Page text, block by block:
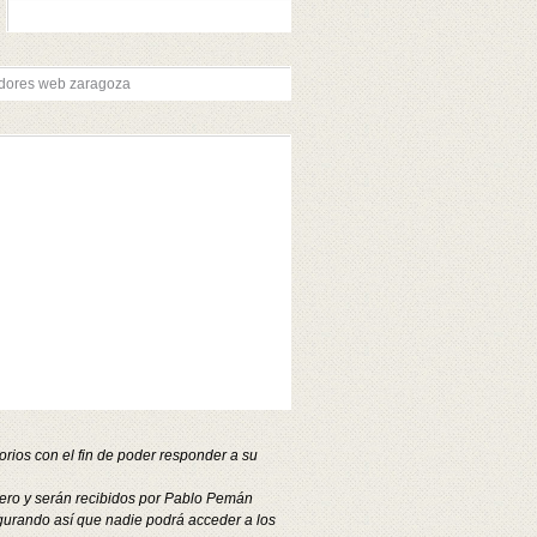
youtube zaragoza
de banda profesional de 10gb
en zaragoza
Aplicaciones moviles
moviles zaragoza
de datos mysql zaragoza
Campañas de anuncios patrocinados en
adwords zaragoza
de anuncios profesionales
en linkedin adwords
con el fin de poder responder a su
y serán recibidos por Pablo Pemán
así que nadie podrá acceder a los